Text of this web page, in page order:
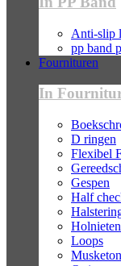
Anti-slip
pp band
Fournituren
In
D ringen
Flexibel
Gespen
Half
Holnieten
Loops